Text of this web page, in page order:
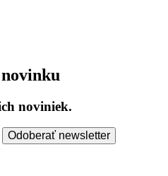
noviniek.
Odoberať newsletter